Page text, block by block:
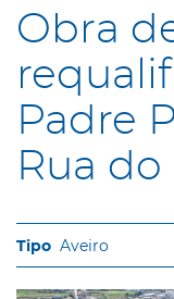
Obra
Padre
Rua
Aveiro